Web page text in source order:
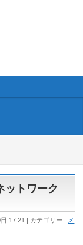
ットワーク
17:21 カテゴリー : メ